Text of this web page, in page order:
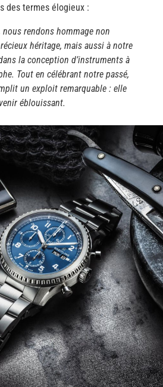
des termes élogieux :
nous rendons hommage non
héritage, mais aussi à notre
la conception d’instruments à
Tout en célébrant notre passé,
un exploit remarquable : elle
éblouissant.